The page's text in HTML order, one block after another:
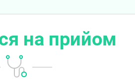
на прийом